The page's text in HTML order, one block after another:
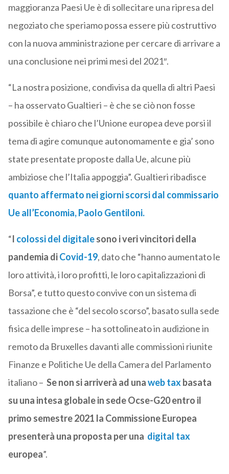
maggioranza Paesi Ue è di sollecitare una ripresa del
negoziato che speriamo possa essere più costruttivo
con la nuova amministrazione per cercare di arrivare a
una conclusione nei primi mesi del 2021″.
“La nostra posizione, condivisa da quella di altri Paesi
– ha osservato Gualtieri – è che se ciò non fosse
possibile è chiaro che l’Unione europea deve porsi il
tema di agire comunque autonomamente e gia’ sono
state presentate proposte dalla Ue, alcune più
ambiziose che l’Italia appoggia”. Gualtieri ribadisce
quanto affermato nei giorni scorsi dal commissario
Ue all’Economia, Paolo Gentiloni.
“I colossi del digitalesono i veri vincitori della
pandemia diCovid-19, dato che “hanno aumentato le
loro attività, i loro profitti, le loro capitalizzazioni di
Borsa”, e tutto questo convive con un sistema di
tassazione che è “del secolo scorso”, basato sulla sede
fisica delle imprese – ha sottolineato in audizione in
remoto da Bruxelles davanti alle commissioni riunite
Finanze e Politiche Ue della Camera del Parlamento
italiano – Se non si arriverà ad unaweb taxbasata
su una intesa globale in sede Ocse-G20 entro il
primo semestre 2021 la Commissione Europea
presenterà una proposta per una digital tax
europea”.